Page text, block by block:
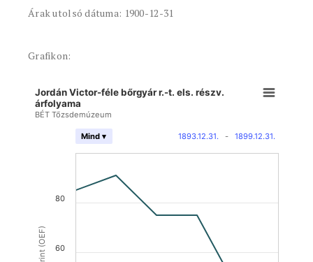
Árak utolsó dátuma: 1900-12-31
Grafikon:
Jordán Victor-féle bőrgyár r.-t. els. részv.
árfolyama
BÉT Tőzsdemúzeum
1893.12.31. - 1899.12.31.
Mind ▾
60
80